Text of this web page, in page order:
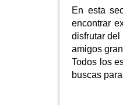
En esta
encontrar
disfrutar
amigos
Todos los
buscas